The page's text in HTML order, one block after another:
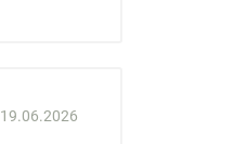
19.06.2026